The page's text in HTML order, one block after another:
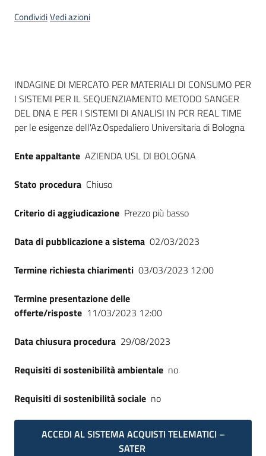
CondividiVedi azioni
Dati del bando
INDAGINE DI MERCATO PER MATERIALI DI CONSUMO PER
I SISTEMI PER IL SEQUENZIAMENTO METODO SANGER
DEL DNA E PER I SISTEMI DI ANALISI IN PCR REAL TIME
per le esigenze dell'Az.Ospedaliero Universitaria di Bologna
Ente appaltante AZIENDA USL DI BOLOGNA
Stato procedura Chiuso
Criterio di aggiudicazione Prezzo più basso
Data di pubblicazione a sistema 02/03/2023
Termine richiesta chiarimenti 03/03/2023 12:00
Termine presentazione delle
offerte/risposte 11/03/2023 12:00
Data chiusura procedura 29/08/2023
Requisiti di sostenibilità ambientale no
Requisiti di sostenibilità sociale no
ACCEDI AL SISTEMA ACQUISTI TELEMATICI –
SATER